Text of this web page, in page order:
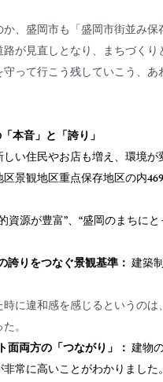
、盛岡市も「盛岡市街並み
が見直しとなり、まちづく
って行こう残していこう、
本音」と「誇り」
い住民やお店も増え、環境
景観地区重点保存地区の内
資源が豊富”、“盛岡のまちに
誇りをつなぐ景観基準： 建築
時に違和感を感じるというの
。
両方の「つながり」： 建物
常に高いことがわかりました。